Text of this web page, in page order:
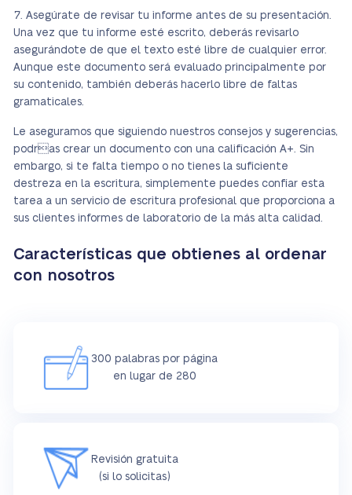
Asegúrate de revisar tu informe antes de su presentación.
Una vez que tu informe esté escrito, deberás revisarlo
asegurándote de que el texto esté libre de cualquier error.
Aunque este documento será evaluado principalmente por
su contenido, también deberás hacerlo libre de faltas
gramaticales.
Le aseguramos que siguiendo nuestros consejos y sugerencias,
podras crear un documento con una calificación A+. Sin
embargo, si te falta tiempo o no tienes la suficiente
destreza en la escritura, simplemente puedes confiar esta
tarea a un servicio de escritura profesional que proporciona a
sus clientes informes de laboratorio de la más alta calidad.
Características que obtienes al ordenar
con nosotros
300 palabras por página
en lugar de 280
Revisión gratuita
(si lo solicitas)